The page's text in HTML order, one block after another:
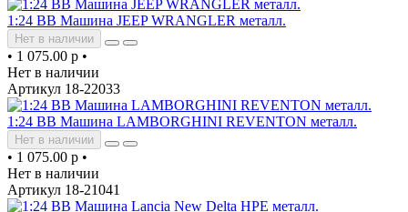
1:24 BB Машина JEEP WRANGLER металл.
Нет в наличии
• 1 075.00 р •
Нет в наличии
Артикул 18-22033
1:24 BB Машина LAMBORGHINI REVENTON металл.
Нет в наличии
• 1 075.00 р •
Нет в наличии
Артикул 18-21041